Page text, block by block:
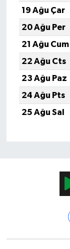
19 Ağu Çar
20 Ağu Per
21 Ağu Cum
22 Ağu Cts
23 Ağu Paz
24 Ağu Pts
25 Ağu Sal